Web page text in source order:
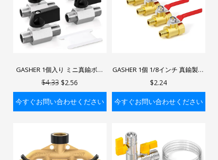
GASHER 1個入り ミニ真鍮ボー
ルバルブ 遮断スイッチ オス×オ
$4.33 $2.56
今すぐお問い合わせください
GASHER 1個 1/8インチ 真鍮製ミ
ニボールバルブ 遮断スイッチ、
パイプ継手
$2.24
今すぐお問い合わせください